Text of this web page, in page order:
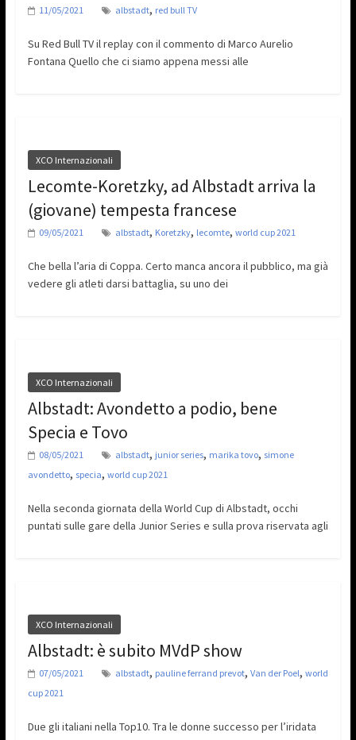
11/05/2021 albstadt, red bull TV
Su Red Bull TV il replay con il commento di Marco Aurelio
Fontana Quello che ci siamo appena messi alle
XCO Internazionali
Lecomte-Koretzky, ad Albstadt arriva la
(giovane) tempesta francese
09/05/2021 albstadt, Koretzky, lecomte, world cup 2021
Che bella l’aria di Coppa. Certo manca ancora il pubblico, ma già
vedere gli atleti darsi battaglia, su uno dei
XCO Internazionali
Albstadt: Avondetto a podio, bene
Specia e Tovo
08/05/2021 albstadt, junior series, marika tovo, simone
avondetto, specia, world cup 2021
Nella seconda giornata della World Cup di Albstadt, occhi
puntati sulle gare della Junior Series e sulla prova riservata agli
XCO Internazionali
Albstadt: è subito MVdP show
07/05/2021 albstadt, pauline ferrand prevot, Van der Poel, world
cup 2021
Due gli italiani nella Top10. Tra le donne successo per l’iridata